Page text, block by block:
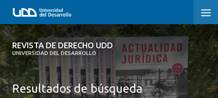
REVISTA DE DERECHO UDD
UNIVERSIDAD DEL DESARROLLO
REVISTA DE DERECHO UDD
INICIO
ACERCA DE LA REVISTA
Resultados de búsqueda